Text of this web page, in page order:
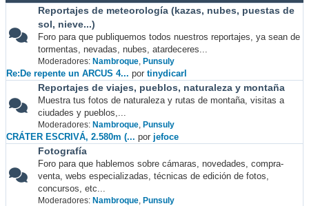
Reportajes de meteorología (kazas, nubes, puestas de
sol, nieve...)
Foro para que publiquemos todos nuestros reportajes, ya sean de
tormentas, nevadas, nubes, atardeceres...
Moderadores: Nambroque, Punsuly
Re:De repente un ARCUS 4... por tinydicarl
Reportajes de viajes, pueblos, naturaleza y montaña
Muestra tus fotos de naturaleza y rutas de montaña, visitas a
ciudades y pueblos,...
Moderadores: Nambroque, Punsuly
CRÁTER ESCRIVÁ, 2.580m (... por jefoce
Fotografía
Foro para que hablemos sobre cámaras, novedades, compra-
venta, webs especializadas, técnicas de edición de fotos,
concursos, etc...
Moderadores: Nambroque, Punsuly